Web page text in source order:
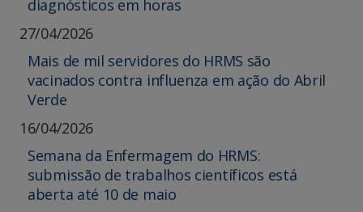
diagnósticos em horas
27/04/2026
Mais de mil servidores do HRMS são
vacinados contra influenza em ação do Abril
Verde
16/04/2026
Semana da Enfermagem do HRMS:
submissão de trabalhos científicos está
aberta até 10 de maio